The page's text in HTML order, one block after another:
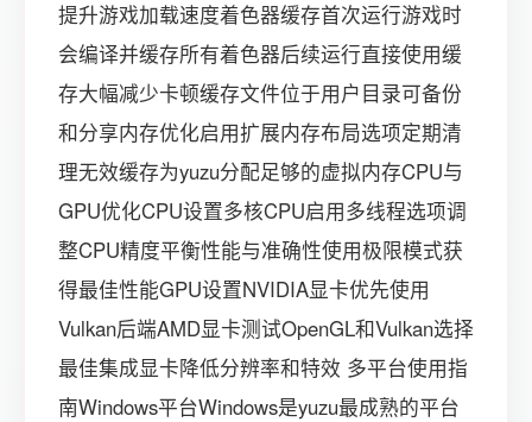
提升游戏加载速度着色器缓存首次运行游戏时
会编译并缓存所有着色器后续运行直接使用缓
存大幅减少卡顿缓存文件位于用户目录可备份
和分享内存优化启用扩展内存布局选项定期清
理无效缓存为yuzu分配足够的虚拟内存CPU与
GPU优化CPU设置多核CPU启用多线程选项调
整CPU精度平衡性能与准确性使用极限模式获
得最佳性能GPU设置NVIDIA显卡优先使用
Vulkan后端AMD显卡测试OpenGL和Vulkan选择
最佳集成显卡降低分辨率和特效 多平台使用指
南Windows平台Windows是yuzu最成熟的平台